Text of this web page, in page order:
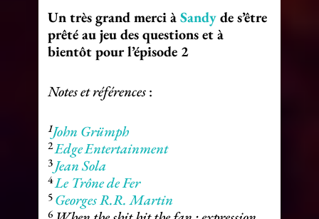
Un très grand merci àSandyde s’être
prêté au jeu des questions et à
bientôt pour l’épisode 2
Notes et références:
1John Grümph
2EdgeEntertainment
3 Jean Sola
4Le Trône de Fer
5 Georges R.R. Martin
6